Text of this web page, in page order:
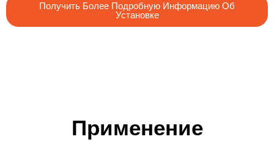
Получить Более Подробную Информацию Об
Установке
Применение